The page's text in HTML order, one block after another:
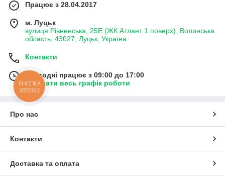
Працює з 28.04.2017
м. Луцьк
вулиця Рівненська, 25Е (ЖК Атлант 1 поверх), Волинська
область, 43027, Луцьк, Україна
Контакти
Сьогодні працює з 09:00 до 17:00
Показати весь графік роботи
Про нас
Контакти
Доставка та оплата
КНОПКА
ЗВ'ЯЗКУ